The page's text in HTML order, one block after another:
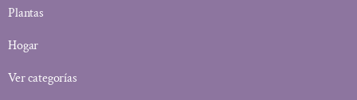
Plantas
Hogar
Ver categorías